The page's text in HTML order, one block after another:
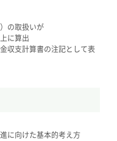
の取扱いが
に算出
計算書の注記として表
に向けた基本的考え方